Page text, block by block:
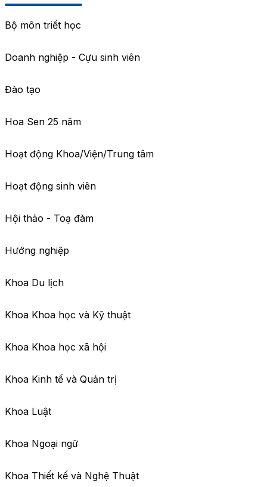
Bộ môn triết học
Doanh nghiệp - Cựu sinh viên
Đào tạo
Hoa Sen 25 năm
Hoạt động Khoa/Viện/Trung tâm
Hoạt động sinh viên
Hội thảo - Toạ đàm
Hướng nghiệp
Khoa Du lịch
Khoa Khoa học và Kỹ thuật
Khoa Khoa học xã hội
Khoa Kinh tế và Quản trị
Khoa Luật
Khoa Ngoại ngữ
Khoa Thiết kế và Nghệ Thuật